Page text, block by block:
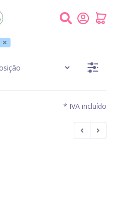
* IVA incluído